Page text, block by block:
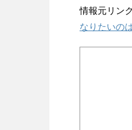
情報元リン
なりたいの